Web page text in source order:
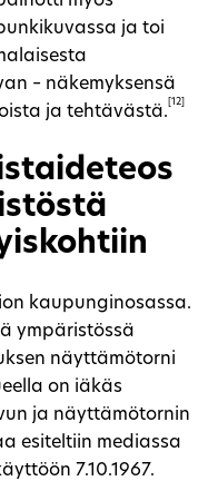
ja toi
– näkemyksensä
ja tehtävästä.
[12]
kaupunginosassa.
ympäristössä
näyttämötorni
on iäkäs
ja näyttämötornin
esiteltiin mediassa
7.10.1967.